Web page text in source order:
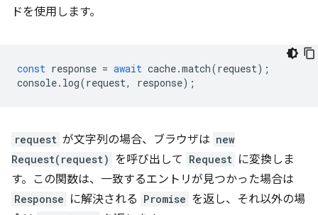
ドを使用します。
const response = await cache.match(request);
console. log(request, response);
request が文字列の場合、ブラウザは new
Request(request) を呼び出して Request に変換しま
す。この関数は、一致するエントリが見つかった場合は
Response に解決される Promise を返し、それ以外の場